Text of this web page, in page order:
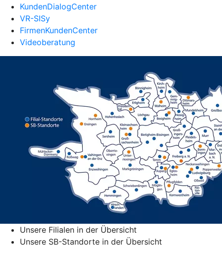
KundenDialogCenter
VR-SISy
FirmenKundenCenter
Videoberatung
Unsere Filialen in der Übersicht
Unsere SB-Standorte in der Übersicht